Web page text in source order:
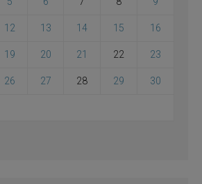
12 13 14 15 16
19 20 21 22 23
26 27 28 29 30